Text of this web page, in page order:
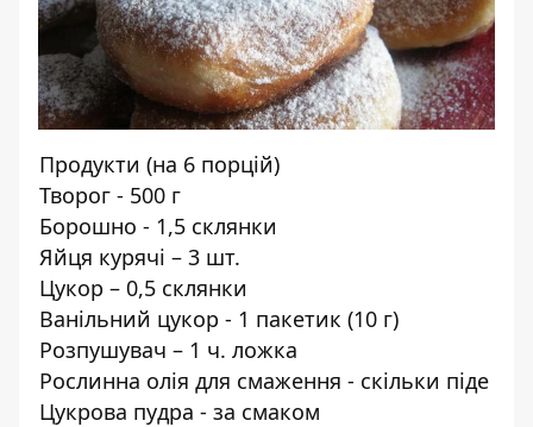
Продукти (на 6 порцій)
Творог - 500 г
Борошно - 1,5 склянки
Яйця курячі – 3 шт.
Цукор – 0,5 склянки
Ванільний цукор - 1 пакетик (10 г)
Розпушувач – 1 ч. ложка
Рослинна олія для смаження - скільки піде
Цукрова пудра - за смаком